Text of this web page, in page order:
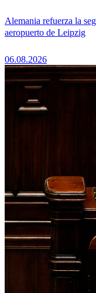
Alemania refuerza la
aeropuerto de Leipzig
06.08.2026